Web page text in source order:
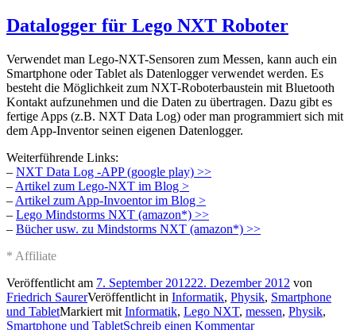
Datalogger für Lego NXT Roboter
Verwendet man Lego-NXT-Sensoren zum Messen, kann auch ein
Smartphone oder Tablet als Datenlogger verwendet werden. Es
besteht die Möglichkeit zum NXT-Roboterbaustein mit Bluetooth
Kontakt aufzunehmen und die Daten zu übertragen. Dazu gibt es
fertige Apps (z.B. NXT Data Log) oder man programmiert sich mit
dem App-Inventor seinen eigenen Datenlogger.
Weiterführende Links:
– NXT Data Log -APP (google play) >>
– Artikel zum Lego-NXT im Blog >
– Artikel zum App-Invoentor im Blog >
– Lego Mindstorms NXT (amazon*) >>
– Bücher usw. zu Mindstorms NXT (amazon*) >>
* Affiliate
Veröffentlicht am 7. September 201222. Dezember 2012 von
Friedrich SaurerVeröffentlicht in Informatik, Physik, Smartphone
und TabletMarkiert mit Informatik, Lego NXT, messen, Physik,
Smartphone und TabletSchreib einen Kommentar